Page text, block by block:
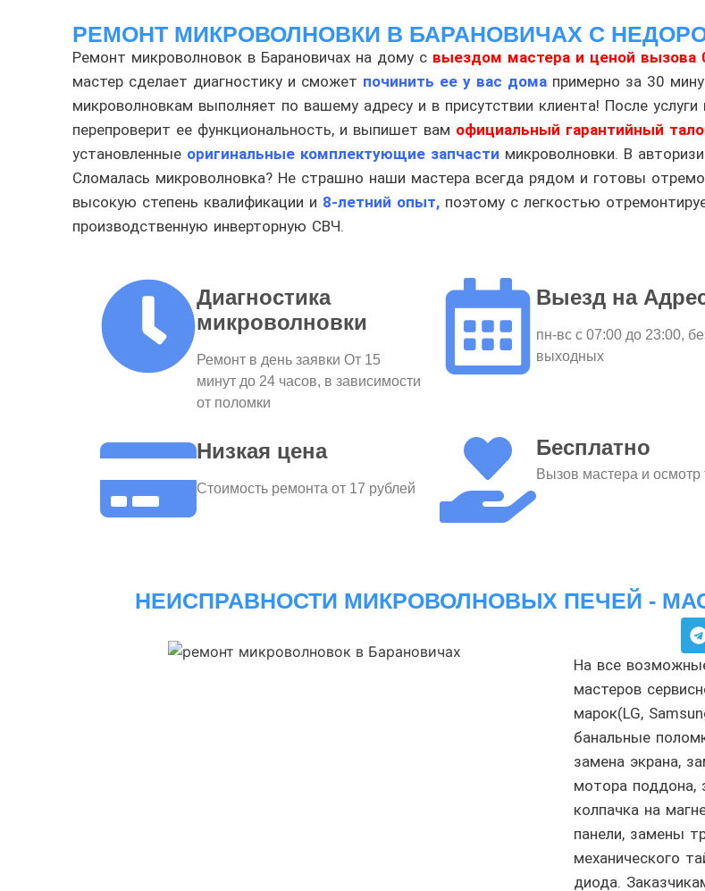
РЕМОНТ МИКРОВОЛНОВКИ В БАРАНОВИЧАХ С
Ремонт микроволновок в Барановичах на дому с выездом мастера и ценой вызова
мастер сделает диагностику и сможет починить ее у вас дома примерно за 30
микроволновкам выполняет по вашему адресу и в присутствии клиента! После
перепроверит ее функциональность, и выпишет вам официальный гарантийный
установленныеоригинальные комплектующие запчасти микроволновки. В
Сломалась микроволновка? Не страшно наши мастера всегда рядом и готовы
высокую степень квалификации и 8-летний опыт,поэтому с легкостью
производственную инверторную СВЧ.
Диагностика
микроволновки
Ремонт в день заявки От 15
минут до 24 часов, в зависимости
от поломки
Выезд на
пн-вс c 07:00 до 23:00,
выходных
Низкая цена
Стоимость ремонта от 17 рублей
Бесплатно
Вызов мастера и осмотр
НЕИСПРАВНОСТИ МИКРОВОЛНОВЫХ ПЕЧЕЙ -
На все
мастеров
марок(LG,
банальные
замена экрана,
мотора поддона,
колпачка на
панели, замены
механического
диода.